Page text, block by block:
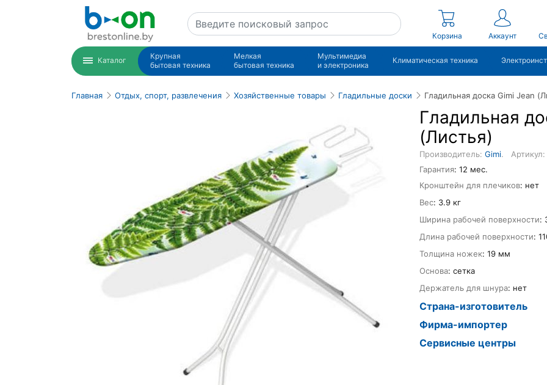
Корзина Аккаунт
Каталог
Крупная
бытовая техника
Мелкая
бытовая техника
Мультимедиа
и электроника
Климатическая техника
Главная Отдых, спорт, развлечения Хозяйственные товары Гладильные доски Гладильная доска Gimi Jean
Гладильная
(Листья)
Производитель: Gimi.
Гарантия: 12 мес.
Кронштейн для плечиков: нет
Вес: 3.9 кг
Ширина рабочей поверхности:
Длина рабочей поверхности:
Толщина ножек: 19 мм
Основа: сетка
Держатель для шнура: нет
Страна-изготовитель
Фирма-импортер
Сервисные центры